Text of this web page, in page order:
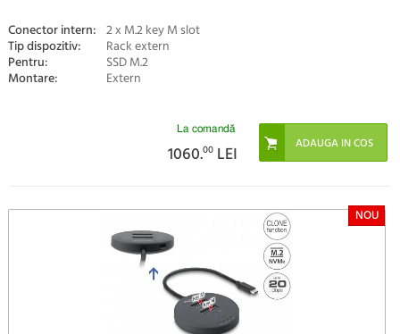
Conector intern: 2 x M.2 key M slot
Tip dispozitiv: Rack extern
Pentru: SSD M.2
Montare: Extern
La comandă
1060.00 LEI
NOU